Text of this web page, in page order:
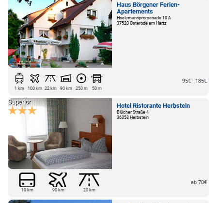
Haus Börgener Ferien-
Apartements
Hoelemannpromenade 10 A
37520 Osterode am Hartz
1 km 100 km 22 km 90 km 250 m 50 m
95€ - 185€
Hotel Ristorante Herbstein
Blücher Straße 4
36358 Herbstein
Superior
10 km 90 km 20 km
ab 70€